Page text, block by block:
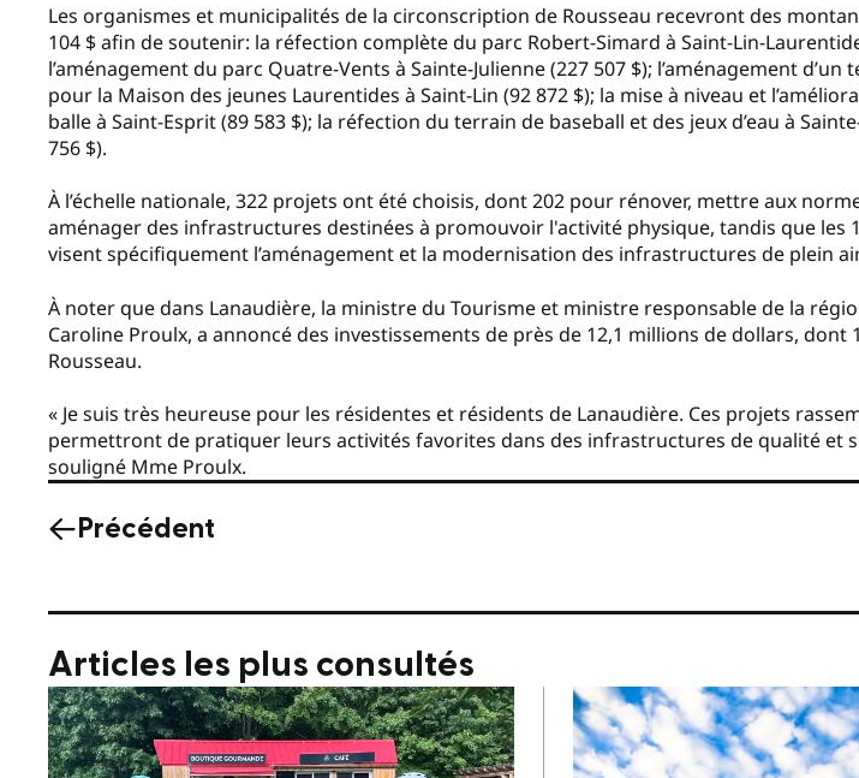
Les organismes et municipalités de la circonscription de Rousseau recevront des
104 $ afin de soutenir: la réfection complète du parc Robert-Simard à Saint-Lin-
l’aménagement du parc Quatre-Vents à Sainte-Julienne (227 507 $); l’aménagement
pour la Maison des jeunes Laurentides à Saint-Lin (92 872 $); la mise à niveau et
balle à Saint-Esprit (89 583 $); la réfection du terrain de baseball et des jeux d’eau à
756 $).
À l’échelle nationale, 322 projets ont été choisis, dont 202 pour rénover, mettre aux
aménager des infrastructures destinées à promouvoir l'activité physique, tandis que les
visent spécifiquement l’aménagement et la modernisation des infrastructures de plein
À noter que dans Lanaudière, la ministre du Tourisme et ministre responsable de la
Caroline Proulx, a annoncé des investissements de près de 12,1 millions de dollars, dont
Rousseau.
« Je suis très heureuse pour les résidentes et résidents de Lanaudière. Ces projets
permettront de pratiquer leurs activités favorites dans des infrastructures de qualité et
souligné Mme Proulx.
Précédent
Articles les plus consultés